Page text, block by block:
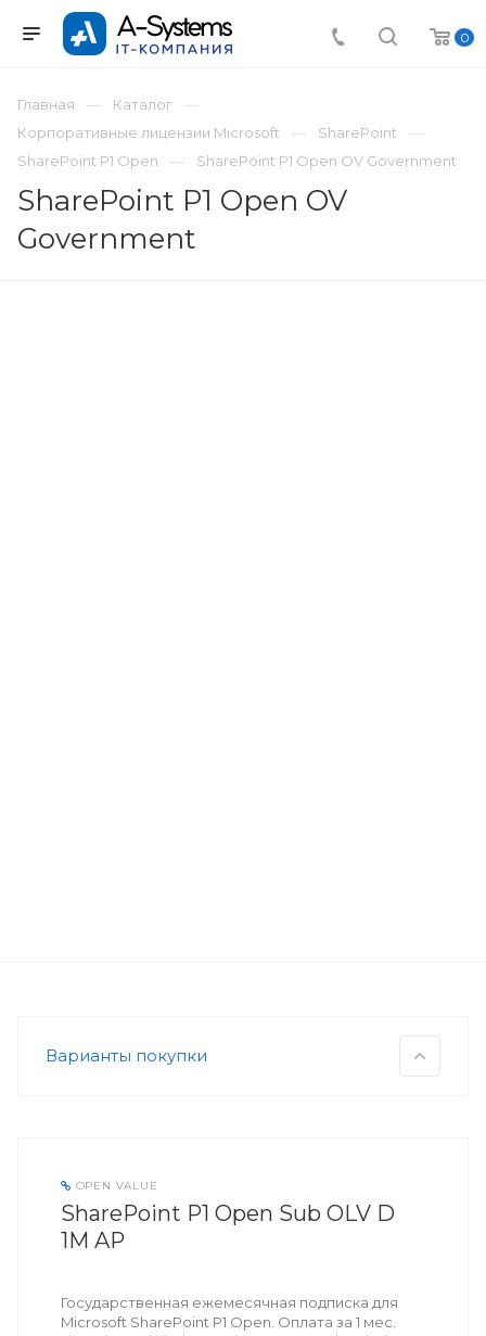
0
Главная
Каталог
Корпоративные лицензии Microsoft
SharePoint
SharePoint P1 Open
SharePoint P1 Open OV Government
SharePoint P1 Open OV
Government
Варианты покупки
OPEN VALUE
SharePoint P1 Open Sub OLV D
1M AP
Государственная ежемесячная подписка для
Microsoft SharePoint P1 Open. Оплата за 1 мес.